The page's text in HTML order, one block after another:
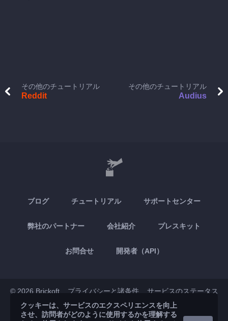
その他のチュートリアル
Reddit
その他のチュートリアル
Audius
ブログ チュートリアル サポートセンター
弊社のパートナー 会社紹介 プレスキット
お問合せ 開発者（API）
© 2026 Brickoft プライバシーと諸条件 サービスのステータス
App Store Google Play
クッキーは、サービスのエクスペリエンスを向上
させ、訪問者がどのように使用するかを理解する